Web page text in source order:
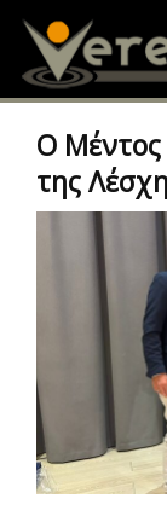
content
Ο
της